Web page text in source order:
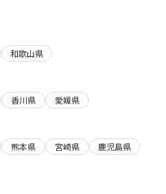
和歌山県
香川県
愛媛県
熊本県 宮崎県
鹿児島県